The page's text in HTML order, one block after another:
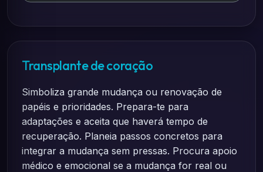
Transplante de coração
Simboliza grande mudança ou renovação de
papéis e prioridades. Prepara-te para
adaptações e aceita que haverá tempo de
recuperação. Planeia passos concretos para
integrar a mudança sem pressas. Procura apoio
médico e emocional se a mudança for real ou